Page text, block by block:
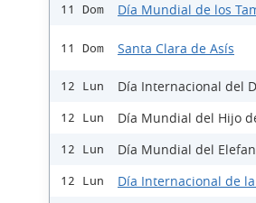
11 Dom Día Mundial de los
11 Dom Santa Clara de Asís
12 Lun Día Internacional del
12 Lun Día Mundial del Hijo
12 Lun Día Mundial del
12 Lun Día Internacional de